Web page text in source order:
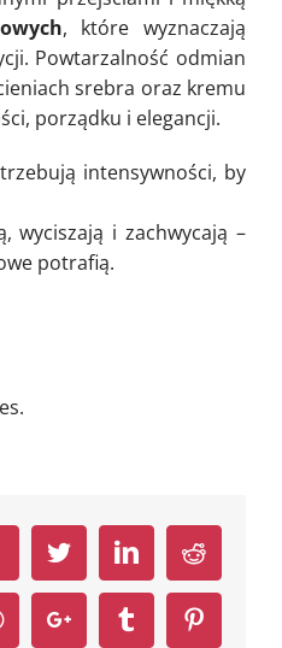
, które wyznaczają
Powtarzalność odmian
srebra oraz kremu
porządku i elegancji.
intensywności, by
wyciszają i zachwycają –
potrafią.
FacebookTwitterLinkedInReddit
WhatsappGoogle+ Tumblr